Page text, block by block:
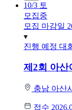
10/3 토
모집중
모집 마감일
진행 예정 대
제2회 아산
충남 아산
접수